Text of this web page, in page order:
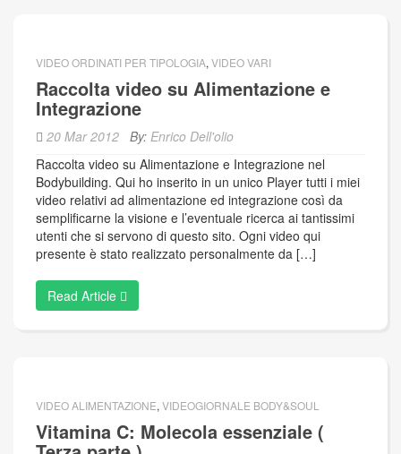
VIDEO ORDINATI PER TIPOLOGIA, VIDEO VARI
Raccolta video su Alimentazione e
Integrazione
20 Mar 2012 By: Enrico Dell'olio
Raccolta video su Alimentazione e Integrazione nel
Bodybuilding. Qui ho inserito in un unico Player tutti i miei
video relativi ad alimentazione ed integrazione così da
semplificarne la visione e l’eventuale ricerca ai tantissimi
utenti che si servono di questo sito. Ogni video qui
presente è stato realizzato personalmente da […]
Read Article
VIDEO ALIMENTAZIONE, VIDEOGIORNALE BODY&SOUL
Vitamina C: Molecola essenziale (